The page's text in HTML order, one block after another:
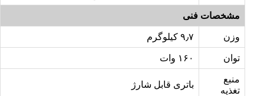
مشخصات فنی
وزن ۹٫۷ کیلوگرم
توان ۱۶۰ وات
منبع
تغذیه
باتری قابل شارژ